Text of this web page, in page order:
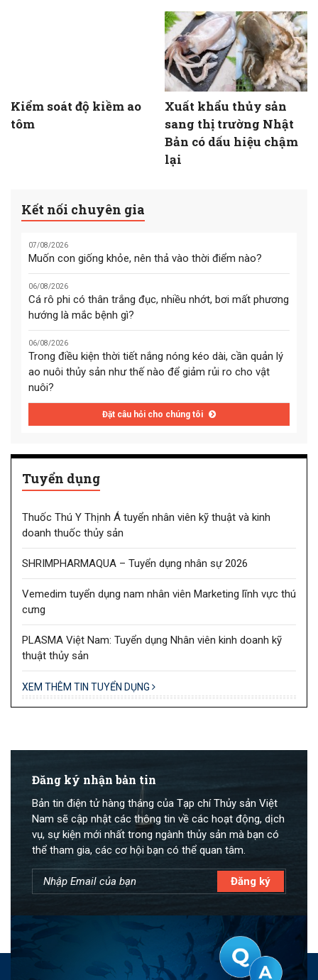
Kiểm soát độ kiềm ao
tôm
Xuất khẩu thủy sản
sang thị trường Nhật
Bản có dấu hiệu chậm
lại
Kết nối chuyên gia
07/08/2026
Muốn con giống khỏe, nên thả vào thời điểm nào?
06/08/2026
Cá rô phi có thân trắng đục, nhiều nhớt, bơi mất phương
hướng là mắc bệnh gì?
06/08/2026
Trong điều kiện thời tiết nắng nóng kéo dài, cần quản lý
ao nuôi thủy sản như thế nào để giảm rủi ro cho vật
nuôi?
Đặt câu hỏi cho chúng tôi
Tuyển dụng
Thuốc Thú Y Thịnh Á tuyển nhân viên kỹ thuật và kinh
doanh thuốc thủy sản
SHRIMPHARMAQUA – Tuyển dụng nhân sự 2026
Vemedim tuyển dụng nam nhân viên Marketing lĩnh vực thú
cưng
PLASMA Việt Nam: Tuyển dụng Nhân viên kinh doanh kỹ
thuật thủy sản
XEM THÊM TIN TUYỂN DỤNG
Đăng ký nhận bản tin
Bản tin điện tử hàng tháng của Tạp chí Thủy sản Việt
Nam sẽ cập nhật các thông tin về các hoạt động, dịch
vụ, sự kiện mới nhất trong ngành thủy sản mà bạn có
thể tham gia, các cơ hội bạn có thể quan tâm.